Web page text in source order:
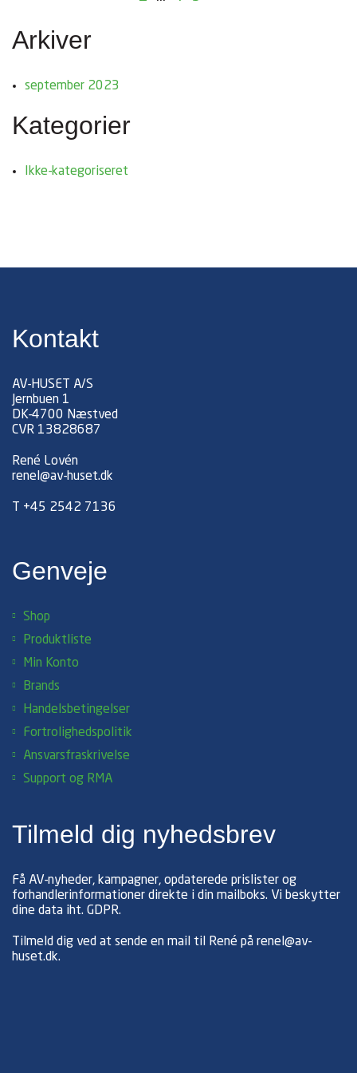
Arkiver
september 2023
Kategorier
Ikke-kategoriseret
Kontakt
AV-HUSET A/S
Jernbuen 1
DK-4700 Næstved
CVR 13828687
René Lovén
renel@av-huset.dk
+45 2542 7136
Genveje
Shop
Produktliste
Min Konto
Brands
Handelsbetingelser
Fortrolighedspolitik
Ansvarsfraskrivelse
Support og RMA
Tilmeld dig nyhedsbrev
Få AV-nyheder, kampagner, opdaterede prislister og
forhandlerinformationer direkte i din mailboks. Vi beskytter
dine data iht. GDPR.
Tilmeld dig ved at sende en mail til René på renel@av-
huset.dk.